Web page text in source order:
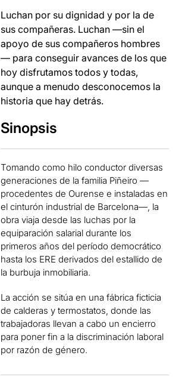
Luchan por su dignidad y por la de
sus compañeras. Luchan —sin el
apoyo de sus compañeros hombres
— para conseguir avances de los que
hoy disfrutamos todos y todas,
aunque a menudo desconocemos la
historia que hay detrás.
Sinopsis
Tomando como hilo conductor diversas
generaciones de la familia Piñeiro —
procedentes de Ourense e instaladas en
el cinturón industrial de Barcelona—, la
obra viaja desde las luchas por la
equiparación salarial durante los
primeros años del período democrático
hasta los ERE derivados del estallido de
la burbuja inmobiliaria.
La acción se sitúa en una fábrica ficticia
de calderas y termostatos, donde las
trabajadoras llevan a cabo un encierro
para poner fin a la discriminación laboral
por razón de género.